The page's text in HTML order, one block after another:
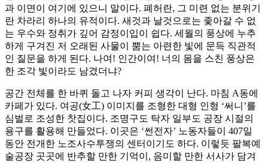
과 이면이 여기에 있으니 말이다. 폐허란, 그 미련 없는 분위기
란 차라리 하나의 유적이다. 새것과 날것으로는 좇아갈 수 없
는 우수와 정취가 깊어 감정이입이 쉽다. 세월의 풍상에 누추
하게 구겨진 저 오래된 사물이 뿜는 아련한 빛에 문득 직관적
인 질문을 하게 된다. 나여! 인간이여! 너의 몸을 스친 풍상은
한 조각 빛이라도 남겼더냐?
공간 전체를 한 바퀴 돌고 나자 커피 생각이 난다. 마침 A동에
카페가 있다. 여공(女工) 이미지를 조형한 대형 인형 ‘써니’를
심벌로 조성한 찻집이다. 조명구도 탁자 일부도 공장 시절의
용구를 활용해 만들었다. 이곳은 ‘썬전자’ 노동자들이 407일
동안 전개한 노조사수투쟁의 센터이기도 하다. 이렇듯 팔복예
술공장 곳곳에 반추할 만한 기억이, 음미할 만한 서사가 담겨